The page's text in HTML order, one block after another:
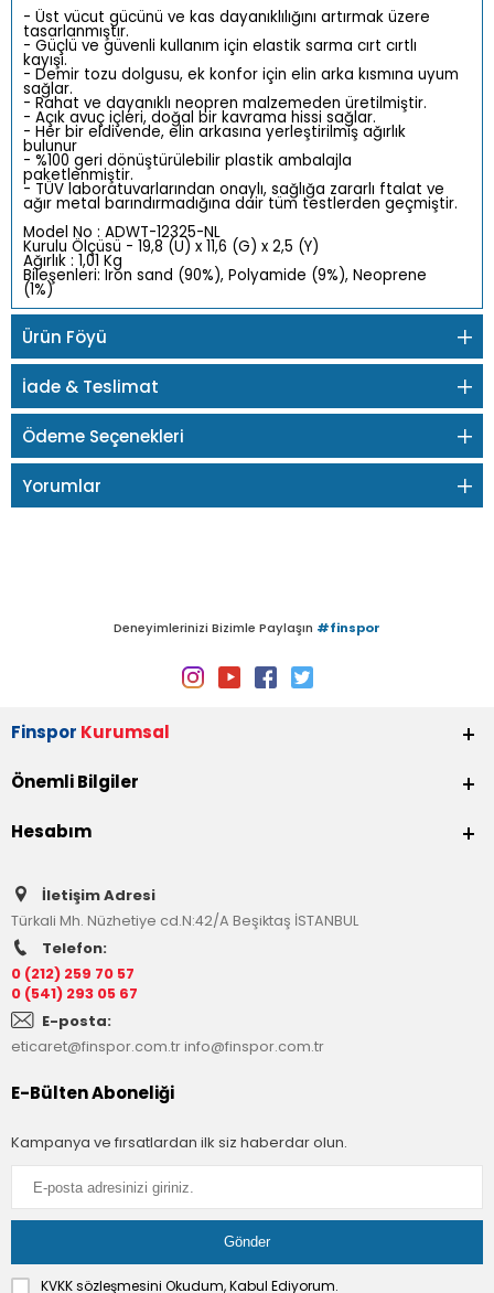
- Üst vücut gücünü ve kas dayanıklılığını artırmak üzere
tasarlanmıştır.
- Güçlü ve güvenli kullanım için elastik sarma cırt cırtlı
kayışı.
- Demir tozu dolgusu, ek konfor için elin arka kısmına uyum
sağlar.
- Rahat ve dayanıklı neopren malzemeden üretilmiştir.
- Açık avuç içleri, doğal bir kavrama hissi sağlar.
- Her bir eldivende, elin arkasına yerleştirilmiş ağırlık
bulunur
- %100 geri dönüştürülebilir plastik ambalajla
paketlenmiştir.
- TÜV laboratuvarlarından onaylı, sağlığa zararlı ftalat ve
ağır metal barındırmadığına dair tüm testlerden geçmiştir.
Model No : ADWT-12325-NL
Kurulu Ölçüsü - 19,8 (U) x 11,6 (G) x 2,5 (Y)
Ağırlık : 1,01 Kg
Bileşenleri: Iron sand (90%), Polyamide (9%), Neoprene
(1%)
Ürün Föyü
İade & Teslimat
Ödeme Seçenekleri
Yorumlar
Deneyimlerinizi Bizimle Paylaşın #finspor
Finspor Kurumsal
Önemli Bilgiler
Hesabım
İletişim Adresi
Türkali Mh. Nüzhetiye cd.N:42/A Beşiktaş İSTANBUL
Telefon:
0 (212) 259 70 57
0 (541) 293 05 67
E-posta:
eticaret@finspor.com.trinfo@finspor.com.tr
E-Bülten Aboneliği
Kampanya ve fırsatlardan ilk siz haberdar olun.
KVKK sözleşmesini Okudum, Kabul Ediyorum.